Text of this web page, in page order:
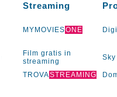
Streaming
MYMOVIESONE
Film gratis in
streaming
Sky
TROVASTREAMING